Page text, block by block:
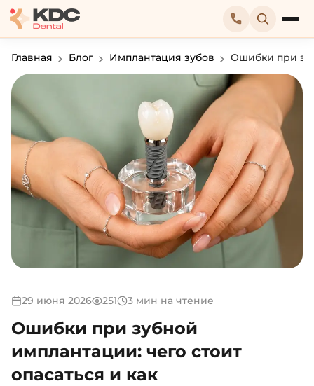
Главная Блог Имплантация зубов Ошибки при
29 июня 2026 251 3 мин на чтение
Ошибки при зубной
имплантации: чего стоит
опасаться и как